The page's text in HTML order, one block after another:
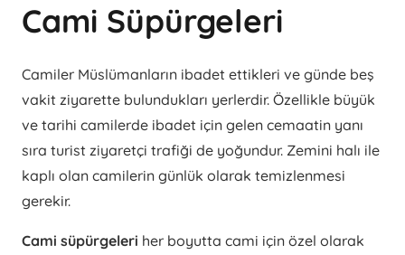
Cami Süpürgeleri
Camiler Müslümanların ibadet ettikleri ve günde beş
vakit ziyarette bulundukları yerlerdir. Özellikle büyük
ve tarihi camilerde ibadet için gelen cemaatin yanı
sıra turist ziyaretçi trafiği de yoğundur. Zemini halı ile
kaplı olan camilerin günlük olarak temizlenmesi
gerekir.
Cami süpürgeleri her boyutta cami için özel olarak